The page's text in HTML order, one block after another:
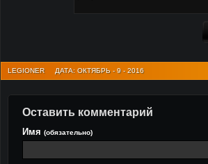
LEGIONER ДАТА: ОКТЯБРЬ - 9 - 2016
Оставить комментарий
Имя (обязательно)